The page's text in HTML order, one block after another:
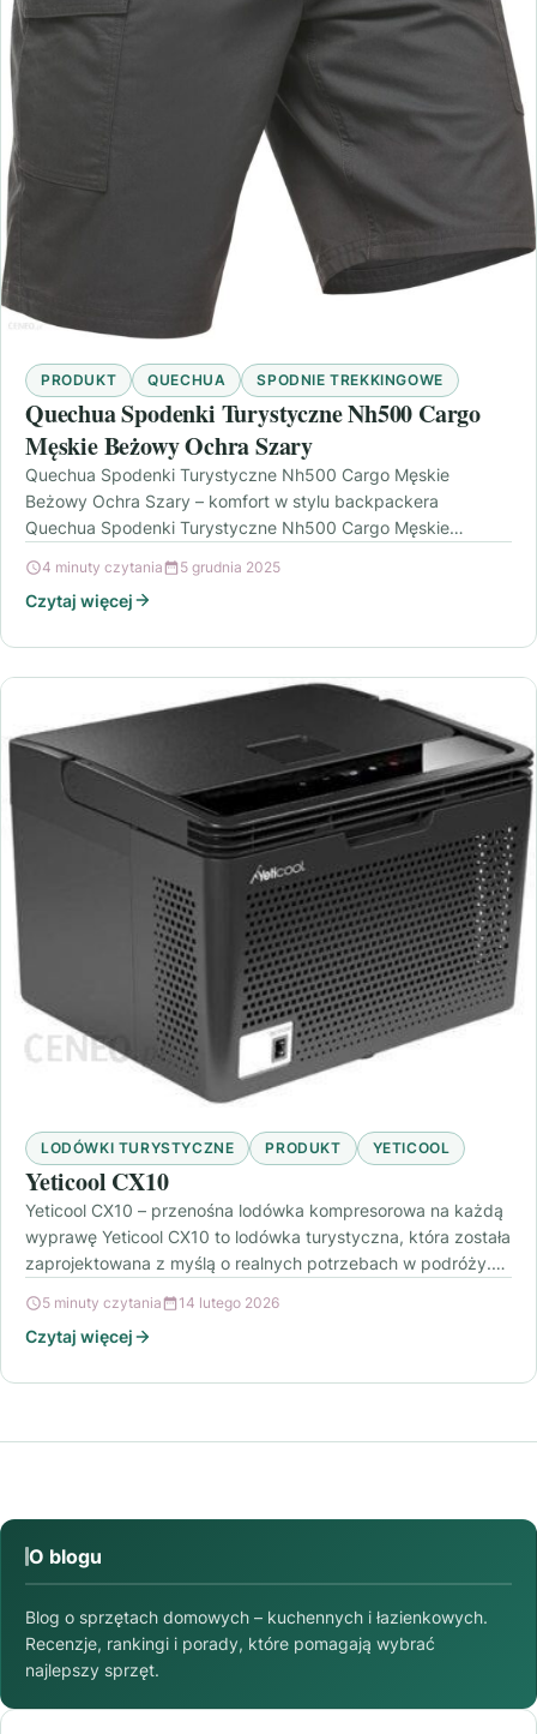
PRODUKT QUECHUA SPODNIE TREKKINGOWE
Quechua Spodenki Turystyczne Nh500 Cargo
Męskie Beżowy Ochra Szary
Quechua Spodenki Turystyczne Nh500 Cargo Męskie
Beżowy Ochra Szary – komfort w stylu backpackera
Quechua Spodenki Turystyczne Nh500 Cargo Męskie
4 minuty czytania 5 grudnia 2025
Czytaj więcej
LODÓWKI TURYSTYCZNE PRODUKT YETICOOL
Yeticool CX10
Yeticool CX10 – przenośna lodówka kompresorowa na każdą
wyprawę Yeticool CX10 to lodówka turystyczna, która została
zaprojektowana z myślą o realnych potrzebach w podróży.…
5 minuty czytania 14 lutego 2026
Czytaj więcej
O blogu
Blog o sprzętach domowych – kuchennych i łazienkowych.
Recenzje, rankingi i porady, które pomagają wybrać
najlepszy sprzęt.